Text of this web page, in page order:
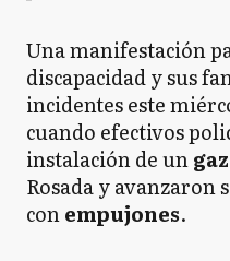
Una manifestación
discapacidad y sus
incidentes este
cuando efectivos
instalación de un
Rosada y avanzaron
conempujones.